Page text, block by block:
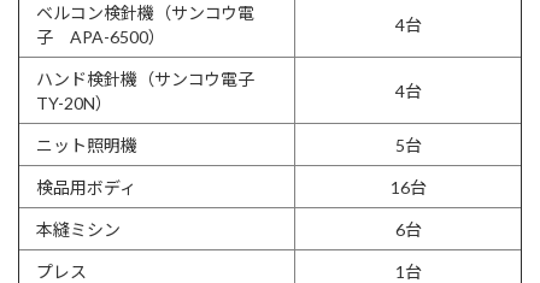
ベルコン検針機（サンコウ電
子 APA-6500）
4台
ハンド検針機（サンコウ電子
TY-20N）
4台
ニット照明機 5台
検品用ボディ 16台
本縫ミシン 6台
プレス 1台